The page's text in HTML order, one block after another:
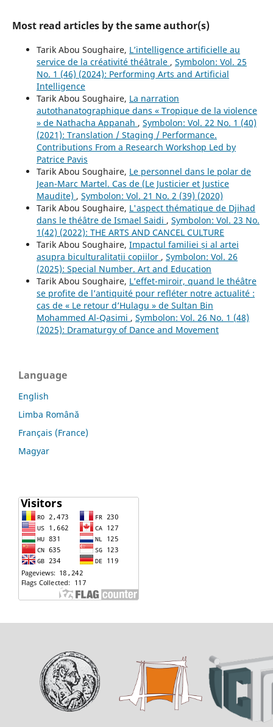
Most read articles by the same author(s)
Tarik Abou Soughaire, L’intelligence artificielle au
service de la créativité théâtrale , Symbolon: Vol. 25
No. 1 (46) (2024): Performing Arts and Artificial
Intelligence
Tarik Abou Soughaire, La narration
autothanatographique dans « Tropique de la violence
» de Nathacha Appanah , Symbolon: Vol. 22 No. 1 (40)
(2021): Translation / Staging / Performance.
Contributions From a Research Workshop Led by
Patrice Pavis
Tarik Abou Soughaire, Le personnel dans le polar de
Jean-Marc Martel. Cas de (Le Justicier et Justice
Maudite) , Symbolon: Vol. 21 No. 2 (39) (2020)
Tarik Abou Soughaire, L'aspect thématique de Djihad
dans le théâtre de Ismael Saidi , Symbolon: Vol. 23 No.
1(42) (2022): THE ARTS AND CANCEL CULTURE
Tarik Abou Soughaire, Impactul familiei și al artei
asupra biculturalitații copiilor , Symbolon: Vol. 26
(2025): Special Number. Art and Education
Tarik Abou Soughaire, L’effet-miroir, quand le théâtre
se profite de l’antiquité pour refléter notre actualité :
cas de « Le retour d’Hulagu » de Sultan Bin
Mohammed Al-Qasimi , Symbolon: Vol. 26 No. 1 (48)
(2025): Dramaturgy of Dance and Movement
Language
English
Limba Română
Français (France)
Magyar